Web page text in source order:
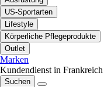
US-Sportarten
Lifestyle
Körperliche Pflegeprodukte
Outlet
Marken
Kundendienst in Frankreich
Suchen